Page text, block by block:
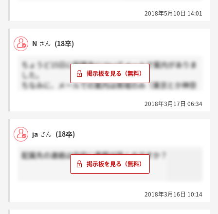
2018年5月10日 14:01
N さん (18卒)
ちょうど15日に配属先についてメールで案内がありま
した。
ちなみに、メールでの案内は県域のみ（東京とか神奈
配属先の営業所の名称、住所等は入社式の日に案内が
2018年3月17日 06:34
ja さん (18卒)
配属先の連絡は自宅に書類が届くのですか？
2018年3月16日 10:14